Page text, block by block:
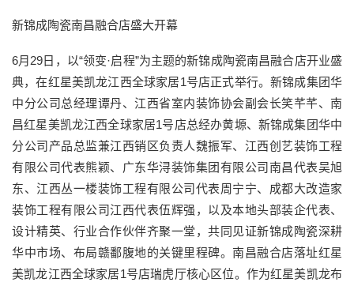
新锦成陶瓷南昌融合店盛大开幕
6月29日，以“领变·启程”为主题的新锦成陶瓷南昌融合店开业盛
典，在红星美凯龙江西全球家居1号店正式举行。新锦成集团华
中分公司总经理谭丹、江西省室内装饰协会副会长笑芊芊、南
昌红星美凯龙江西全球家居1号店总经办黄塬、新锦成集团华中
分公司产品总监兼江西销区负责人魏振军、江西创艺装饰工程
有限公司代表熊颖、广东华浔装饰集团有限公司南昌代表吴旭
东、江西丛一楼装饰工程有限公司代表周宁宁、成都大改造家
装饰工程有限公司江西代表伍辉强，以及本地头部装企代表、
设计精英、行业合作伙伴齐聚一堂，共同见证新锦成陶瓷深耕
华中市场、布局赣鄱腹地的关键里程碑。南昌融合店落址红星
美凯龙江西全球家居1号店瑞虎厅核心区位。作为红星美凯龙布